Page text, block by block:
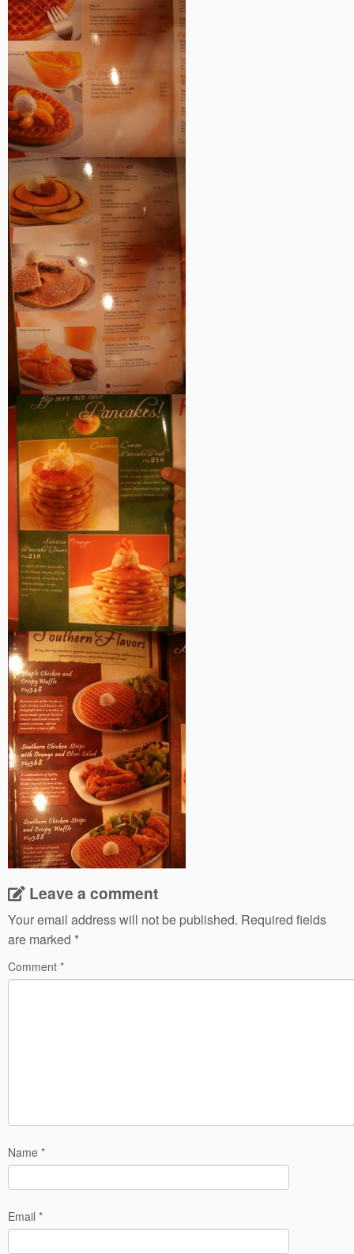
Leave a comment
Your email address will not be published. Required fields
are marked *
Comment *
Name *
Email *